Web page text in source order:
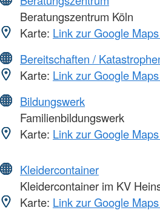
Beratungszentrum Köln
Karte: Link zur Google
Bereitschaften /
Karte: Link zur Google
Bildungswerk
Familienbildungswerk
Karte: Link zur Google
Kleidercontainer
Kleidercontainer im KV
Karte: Link zur Google